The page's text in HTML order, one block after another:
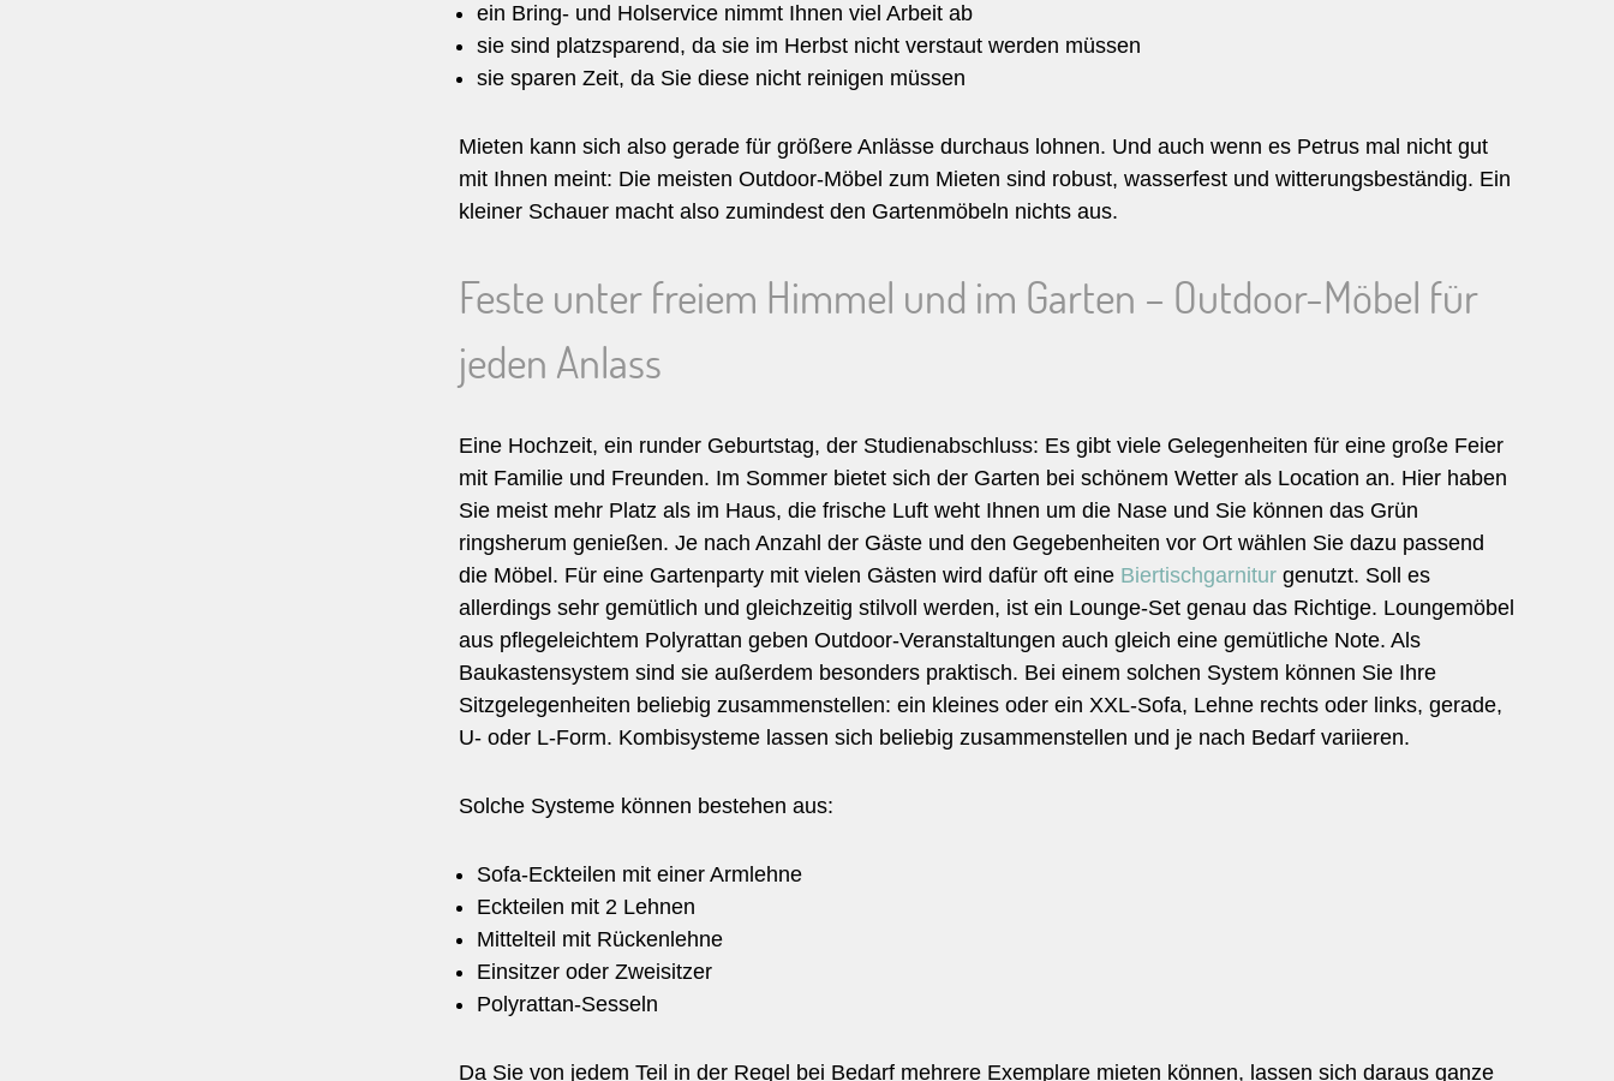
ein Bring- und Holservice nimmt Ihnen viel Arbeit ab
sie sind platzsparend, da sie im Herbst nicht verstaut werden müssen
sie sparen Zeit, da Sie diese nicht reinigen müssen
Mieten kann sich also gerade für größere Anlässe durchaus lohnen. Und auch wenn es Petrus mal nicht gut
mit Ihnen meint: Die meisten Outdoor-Möbel zum Mieten sind robust, wasserfest und witterungsbeständig. Ein
kleiner Schauer macht also zumindest den Gartenmöbeln nichts aus.
Feste unter freiem Himmel und im Garten – Outdoor-Möbel für
jeden Anlass
Eine Hochzeit, ein runder Geburtstag, der Studienabschluss: Es gibt viele Gelegenheiten für eine große Feier
mit Familie und Freunden. Im Sommer bietet sich der Garten bei schönem Wetter als Location an. Hier haben
Sie meist mehr Platz als im Haus, die frische Luft weht Ihnen um die Nase und Sie können das Grün
ringsherum genießen. Je nach Anzahl der Gäste und den Gegebenheiten vor Ort wählen Sie dazu passend
die Möbel. Für eine Gartenparty mit vielen Gästen wird dafür oft eine Biertischgarnitur genutzt. Soll es
allerdings sehr gemütlich und gleichzeitig stilvoll werden, ist ein Lounge-Set genau das Richtige. Loungemöbel
aus pflegeleichtem Polyrattan geben Outdoor-Veranstaltungen auch gleich eine gemütliche Note. Als
Baukastensystem sind sie außerdem besonders praktisch. Bei einem solchen System können Sie Ihre
Sitzgelegenheiten beliebig zusammenstellen: ein kleines oder ein XXL-Sofa, Lehne rechts oder links, gerade,
U- oder L-Form. Kombisysteme lassen sich beliebig zusammenstellen und je nach Bedarf variieren.
Solche Systeme können bestehen aus:
Sofa-Eckteilen mit einer Armlehne
Eckteilen mit 2 Lehnen
Mittelteil mit Rückenlehne
Einsitzer oder Zweisitzer
Polyrattan-Sesseln
Da Sie von jedem Teil in der Regel bei Bedarf mehrere Exemplare mieten können, lassen sich daraus ganze